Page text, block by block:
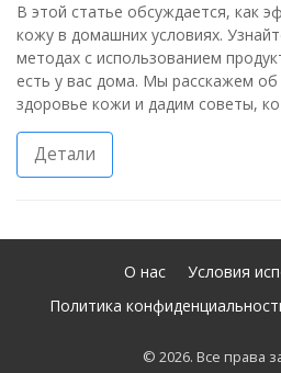
В этой статье обсуждается, как
кожу в домашних условиях.
методах с использованием
есть у вас дома. Мы расскажем
здоровье кожи и дадим советы,
поддерживать кожу в отличном
практическую информацию,
кожей легким и увлекательным.
Детали
О нас
Условия
Политика
© 2026. Все права